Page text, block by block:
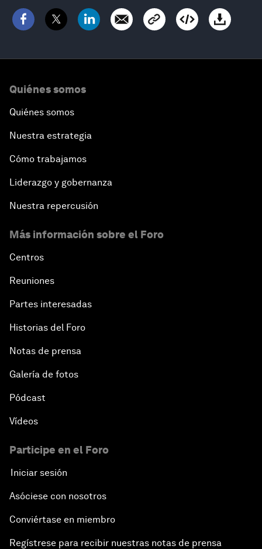
Quiénes somos
Quiénes somos
Nuestra estrategia
Cómo trabajamos
Liderazgo y gobernanza
Nuestra repercusión
Más información sobre el Foro
Centros
Reuniones
Partes interesadas
Historias del Foro
Notas de prensa
Galería de fotos
Pódcast
Vídeos
Participe en el Foro
Iniciar sesión
Asóciese con nosotros
Conviértase en miembro
Regístrese para recibir nuestras notas de prensa